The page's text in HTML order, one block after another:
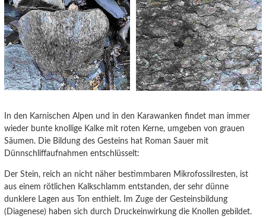
In den Karnischen Alpen und in den Karawanken findet man immer
wieder bunte knollige Kalke mit roten Kerne, umgeben von grauen
Säumen. Die Bildung des Gesteins hat Roman Sauer mit
Dünnschliffaufnahmen entschlüsselt:
Der Stein, reich an nicht näher bestimmbaren Mikrofossilresten, ist
aus einem rötlichen Kalkschlamm entstanden, der sehr dünne
dunklere Lagen aus Ton enthielt. Im Zuge der Gesteinsbildung
(Diagenese) haben sich durch Druckeinwirkung die Knollen gebildet.